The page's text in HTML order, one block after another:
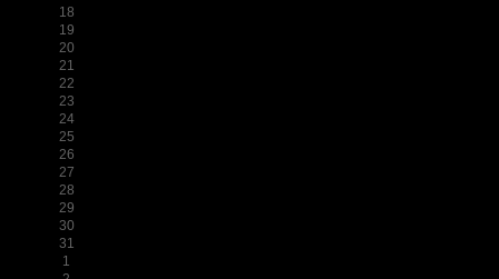
18
19
20
21
22
23
24
25
26
27
28
29
30
31
1